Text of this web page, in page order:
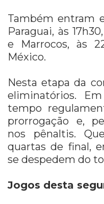
Também entram
Paraguai, às
e Marrocos, às
México.
Nesta etapa da
eliminatórios.
tempo
prorrogação e,
nos pênaltis.
quartas de final,
se despedem do
Jogos desta